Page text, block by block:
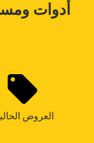
أدوات
العروض